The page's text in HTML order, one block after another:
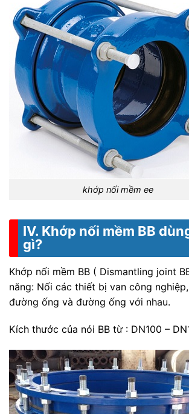
khớp nối mềm ee
IV. Khớp nối mềm BB
gì?
Khớp nối mềm BB ( Dismantling joint
năng: Nối các thiết bị van công
đường ống và đường ống với nhau.
Kích thước của nói BB từ : DN100 –